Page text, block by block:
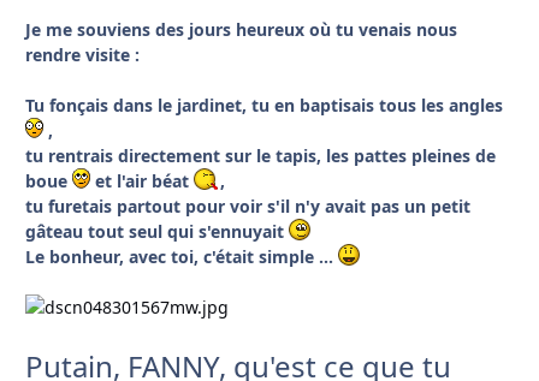
Je me souviens des jours heureux où tu venais nous
rendre visite :
Tu fonçais dans le jardinet, tu en baptisais tous les angles
,
tu rentrais directement sur le tapis, les pattes pleines de
boue
et l'air béat
,
tu furetais partout pour voir s'il n'y avait pas un petit
gâteau tout seul qui s'ennuyait
Le bonheur, avec toi, c'était simple ...
Putain, FANNY, qu'est ce que tu